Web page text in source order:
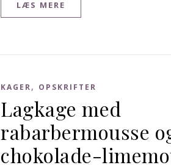
LÆS MERE
KAGER, OPSKRIFTER
Lagkage med
rabarbermousse
chokolade-